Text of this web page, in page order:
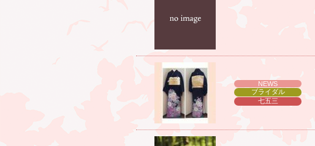
NEWS
ブライダル
七五三